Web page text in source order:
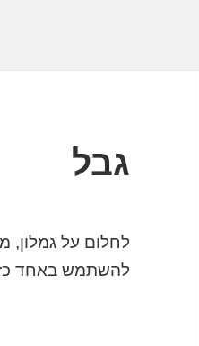
גבל
לחלום על גמלון,
להשתמש באחד